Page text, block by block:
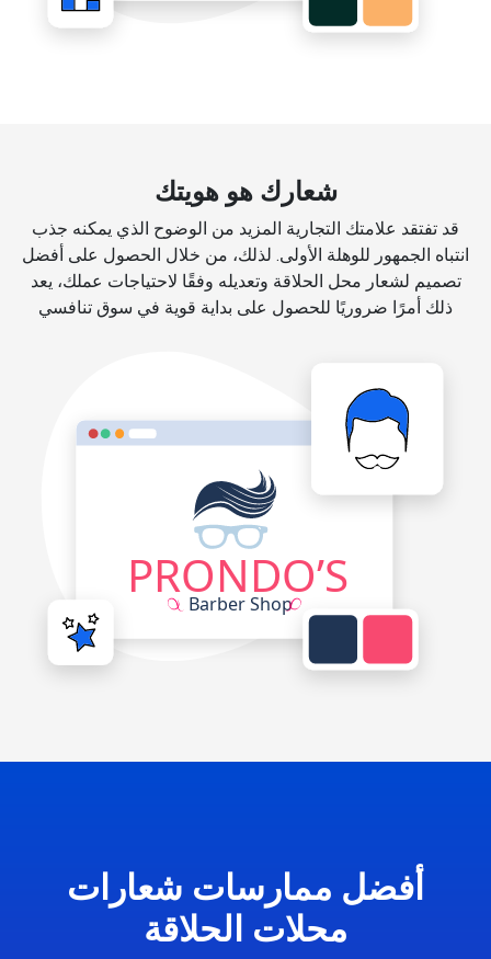
شعارك هو هويتك
قد تفتقد علامتك التجارية المزيد من الوضوح الذي يمكنه جذب
انتباه الجمهور للوهلة الأولى. لذلك، من خلال الحصول على أفضل
تصميم لشعار محل الحلاقة وتعديله وفقًا لاحتياجات عملك، يعد
ذلك أمرًا ضروريًا للحصول على بداية قوية في سوق تنافسي
أفضل ممارسات شعارات
محلات الحلاقة